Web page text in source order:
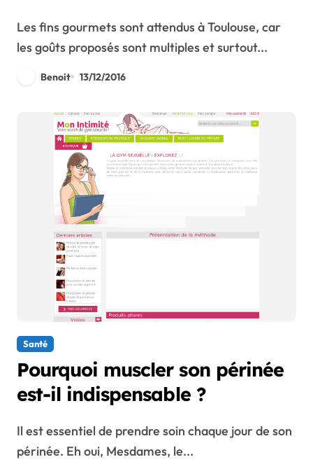
Les fins gourmets sont attendus à Toulouse, car
les goûts proposés sont multiples et surtout...
Benoit 13/12/2016
Santé
Pourquoi muscler son périnée
est-il indispensable ?
Il est essentiel de prendre soin chaque jour de son
périnée. Eh oui, Mesdames, le...